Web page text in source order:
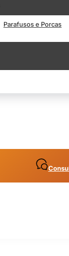
Parafusos e Porcas